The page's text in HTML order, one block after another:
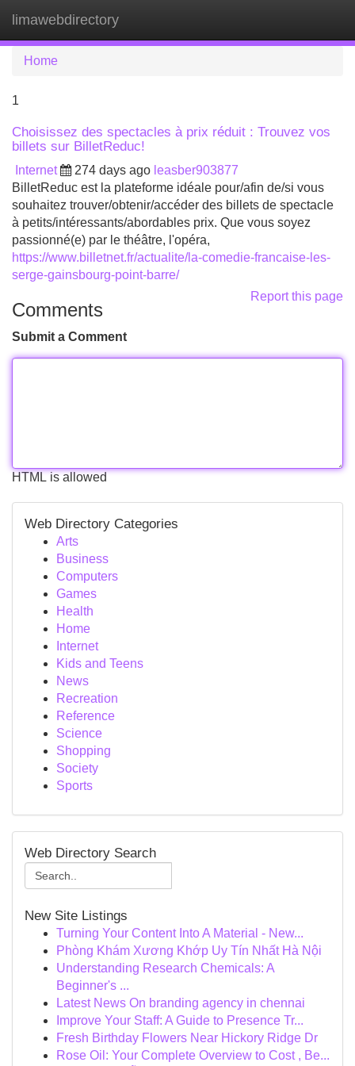
limawebdirectory
Home
1
Choisissez des spectacles à prix réduit : Trouvez vos
billets sur BilletReduc!
Internet 274 days ago leasber903877
BilletReduc est la plateforme idéale pour/afin de/si vous
souhaitez trouver/obtenir/accéder des billets de spectacle
à petits/intéressants/abordables prix. Que vous soyez
passionné(e) par le théâtre, l'opéra,
https://www.billetnet.fr/actualite/la-comedie-francaise-les-
serge-gainsbourg-point-barre/
Report this page
Comments
Submit a Comment
HTML is allowed
Web Directory Categories
Arts
Business
Computers
Games
Health
Home
Internet
Kids and Teens
News
Recreation
Reference
Science
Shopping
Society
Sports
Web Directory Search
New Site Listings
Turning Your Content Into A Material - New...
Phòng Khám Xương Khớp Uy Tín Nhất Hà Nội
Understanding Research Chemicals: A
Beginner's ...
Latest News On branding agency in chennai
Improve Your Staff: A Guide to Presence Tr...
Fresh Birthday Flowers Near Hickory Ridge Dr
Rose Oil: Your Complete Overview to Cost , Be...